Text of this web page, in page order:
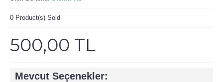
0 Product(s) Sold
500,00 TL
Mevcut Seçenekler: